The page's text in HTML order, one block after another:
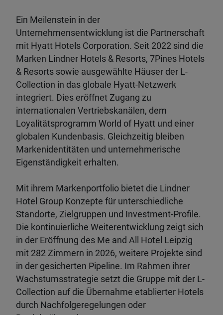
Ein Meilenstein in der
Unternehmensentwicklung ist die Partnerschaft
mit Hyatt Hotels Corporation. Seit 2022 sind die
Marken Lindner Hotels & Resorts, 7Pines Hotels
& Resorts sowie ausgewählte Häuser der L-
Collection in das globale Hyatt-Netzwerk
integriert. Dies eröffnet Zugang zu
internationalen Vertriebskanälen, dem
Loyalitätsprogramm World of Hyatt und einer
globalen Kundenbasis. Gleichzeitig bleiben
Markenidentitäten und unternehmerische
Eigenständigkeit erhalten.
Mit ihrem Markenportfolio bietet die Lindner
Hotel Group Konzepte für unterschiedliche
Standorte, Zielgruppen und Investment-Profile.
Die kontinuierliche Weiterentwicklung zeigt sich
in der Eröffnung des Me and All Hotel Leipzig
mit 282 Zimmern in 2026, weitere Projekte sind
in der gesicherten Pipeline. Im Rahmen ihrer
Wachstumsstrategie setzt die Gruppe mit der L-
Collection auf die Übernahme etablierter Hotels
durch Nachfolgeregelungen oder